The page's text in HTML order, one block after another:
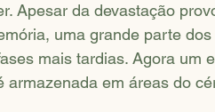
Apesar da devastação
uma grande parte
mais tardias. Agora um
armazenada em áreas do